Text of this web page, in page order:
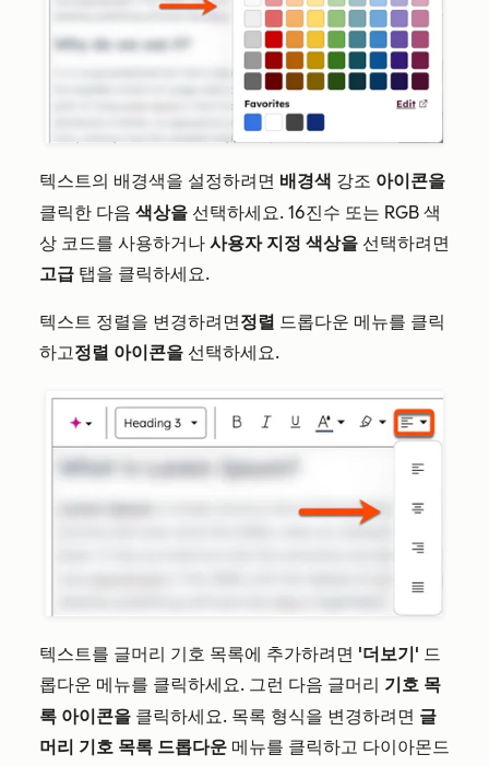
텍스트의 배경색을 설정하려면 배경색 강조 아이콘을
클릭한 다음 색상을 선택하세요. 16진수 또는 RGB 색
상 코드를 사용하거나 사용자 지정 색상을 선택하려면
고급 탭을 클릭하세요.
텍스트 정렬을 변경하려면정렬 드롭다운 메뉴를 클릭
하고정렬 아이콘을 선택하세요.
텍스트를 글머리 기호 목록에 추가하려면 '더보기' 드
롭다운 메뉴를 클릭하세요. 그런 다음 글머리 기호 목
록 아이콘을 클릭하세요. 목록 형식을 변경하려면 글
머리 기호 목록 드롭다운 메뉴를 클릭하고 다이아몬드